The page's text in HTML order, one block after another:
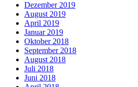
Dezember 2019
August 2019
April 2019
Januar 2019
Oktober 2018
September 2018
August 2018
Juli 2018
Juni 2018